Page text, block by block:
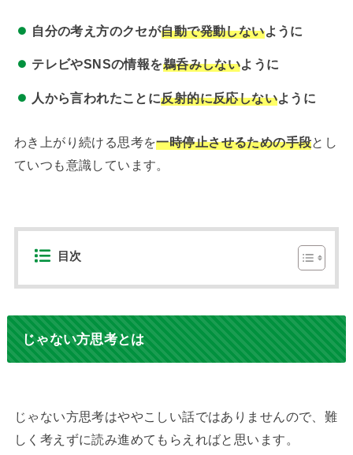
自分の考え方のクセが自動で発動しないように
テレビやSNSの情報を鵜呑みしないように
人から言われたことに反射的に反応しないように
わき上がり続ける思考を一時停止させるための手段とし
ていつも意識しています。
目次
じゃない方思考とは
じゃない方思考はややこしい話ではありませんので、難
しく考えずに読み進めてもらえればと思います。